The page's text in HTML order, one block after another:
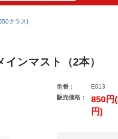
クラス)
ンマスト（2本）
型番：
E013
販売価格：
850円
円)